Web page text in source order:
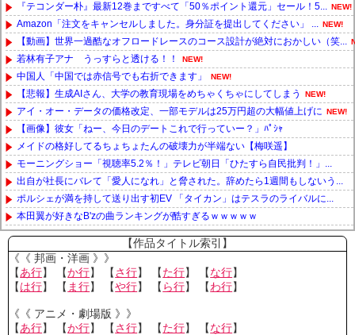
『テコンダー朴』最新12巻まですべて「50％ポイント還元」セール！5... NEW!
Amazon「注文をキャンセルしました。身分証を提出してください」 ... NEW!
【動画】世界一過酷なオフロードレースのコース設計が絶対におかしい（笑...
若林有子アナ うっすらと透ける！！ NEW!
中国人「中国では赤信号でも右折できます」 NEW!
【悲報】生成AIさん、大学の教育現場をめちゃくちゃにしてしまう NEW!
アイ・オー・データの価格改定、一部モデルは25万円超の大幅値上げに NEW!
【画像】彼女「ねー、今日のデートこれで行っていー？」ﾊﾟｼｬ
メイドの格好してるちょちょたんの破壊力が半端ない【梅咲遥】
モーニングショー「視聴率5.2％！」テレビ朝日「ひたすら自民批判！」...
出自が社長にバレて「愛人になれ」と脅された。辞めたら1週間もしないう...
ポルシェが満を持して送り出す初EV 「タイカン」はテスラのライバルに...
本田翼が好きなB'zの曲ランキングが酷すぎるｗｗｗｗｗ
Powered by livedoor 相互RSS
【作品タイトル索引】
《《 邦画・洋画 》》
【あ行】 【か行】 【さ行】 【た行】 【な行】
【は行】 【 ま行】 【や行】 【 ら行】 【わ行】
《《 アニメ・劇場版 》》
【あ行】 【か行】 【さ行】 【た行】 【な行】